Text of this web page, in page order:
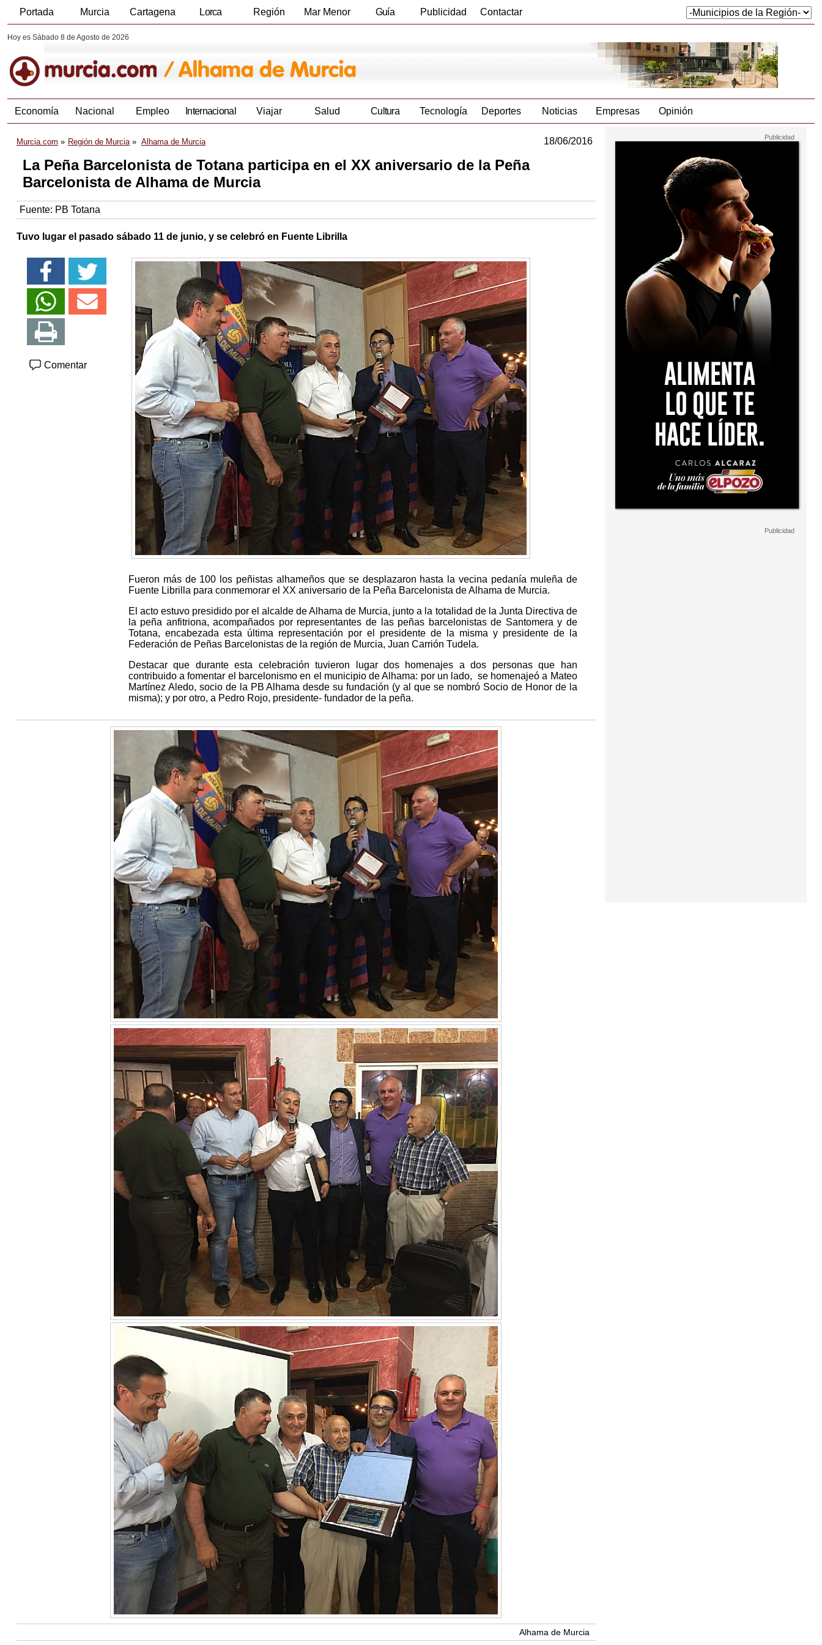
Portada Murcia Cartagena Lorca Región Mar Menor Guía Publicidad Contactar
Hoy es Sábado 8 de Agosto de 2026
Economía Nacional Empleo Internacional Viajar Salud Cultura Tecnología Deportes Noticias Empresas Opinión
Murcia.com Región de Murcia Alhama de Murcia 18/06/2016
La Peña Barcelonista de Totana participa en el XX aniversario de la Peña
Barcelonista de Alhama de Murcia
Fuente: PB Totana
Tuvo lugar el pasado sábado 11 de junio, y se celebró en Fuente Librilla
Comentar
Fueron más de 100 los peñistas alhameños que se desplazaron hasta la vecina pedanía muleña de
Fuente Librilla para conmemorar el XX aniversario de la Peña Barcelonista de Alhama de Murcia.
El acto estuvo presidido por el alcalde de Alhama de Murcia, junto a la totalidad de la Junta Directiva de
la peña anfitriona, acompañados por representantes de las peñas barcelonistas de Santomera y de
Totana, encabezada esta última representación por el presidente de la misma y presidente de la
Federación de Peñas Barcelonistas de la región de Murcia, Juan Carrión Tudela.
Destacar que durante esta celebración tuvieron lugar dos homenajes a dos personas que han
contribuido a fomentar el barcelonismo en el municipio de Alhama: por un lado, se homenajeó a Mateo
Martínez Aledo, socio de la PB Alhama desde su fundación (y al que se nombró Socio de Honor de la
misma); y por otro, a Pedro Rojo, presidente- fundador de la peña.
Alhama de Murcia